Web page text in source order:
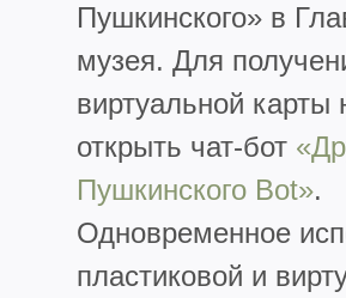
Пушкинского» в
музея. Для
виртуальной карты
открыть чат-бот
Пушкинского Bot».
Одновременное
пластиковой и